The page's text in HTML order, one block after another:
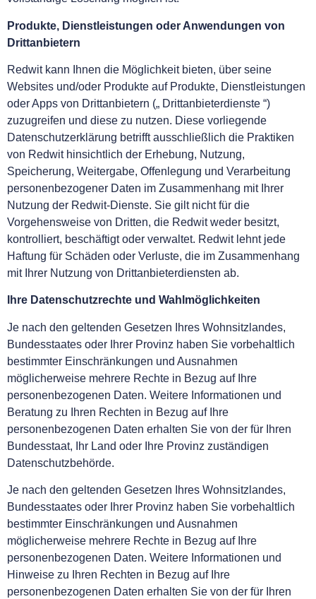
Produkte, Dienstleistungen oder Anwendungen von
Drittanbietern
Redwit kann Ihnen die Möglichkeit bieten, über seine
Websites und/oder Produkte auf Produkte, Dienstleistungen
oder Apps von Drittanbietern („ Drittanbieterdienste “)
zuzugreifen und diese zu nutzen. Diese vorliegende
Datenschutzerklärung betrifft ausschließlich die Praktiken
von Redwit hinsichtlich der Erhebung, Nutzung,
Speicherung, Weitergabe, Offenlegung und Verarbeitung
personenbezogener Daten im Zusammenhang mit Ihrer
Nutzung der Redwit-Dienste. Sie gilt nicht für die
Vorgehensweise von Dritten, die Redwit weder besitzt,
kontrolliert, beschäftigt oder verwaltet. Redwit lehnt jede
Haftung für Schäden oder Verluste, die im Zusammenhang
mit Ihrer Nutzung von Drittanbieterdiensten ab.
Ihre Datenschutzrechte und Wahlmöglichkeiten
Je nach den geltenden Gesetzen Ihres Wohnsitzlandes,
Bundesstaates oder Ihrer Provinz haben Sie vorbehaltlich
bestimmter Einschränkungen und Ausnahmen
möglicherweise mehrere Rechte in Bezug auf Ihre
personenbezogenen Daten. Weitere Informationen und
Beratung zu Ihren Rechten in Bezug auf Ihre
personenbezogenen Daten erhalten Sie von der für Ihren
Bundesstaat, Ihr Land oder Ihre Provinz zuständigen
Datenschutzbehörde.
Je nach den geltenden Gesetzen Ihres Wohnsitzlandes,
Bundesstaates oder Ihrer Provinz haben Sie vorbehaltlich
bestimmter Einschränkungen und Ausnahmen
möglicherweise mehrere Rechte in Bezug auf Ihre
personenbezogenen Daten. Weitere Informationen und
Hinweise zu Ihren Rechten in Bezug auf Ihre
personenbezogenen Daten erhalten Sie von der für Ihren